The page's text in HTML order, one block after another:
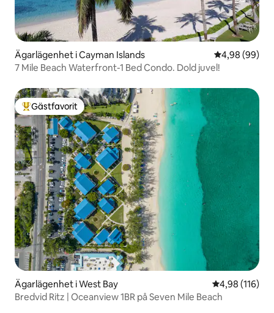
Ägarlägenhet i Cayman Islands 4,98 av 5 i
4,98 (99)
7 Mile Beach Waterfront-1 Bed Condo. Dold juvel!
Populär gästfavorit
Gästfavorit
Ägarlägenhet i West Bay 4,98 av 5 i
4,98 (116)
Bredvid Ritz | Oceanview 1BR på Seven Mile Beach